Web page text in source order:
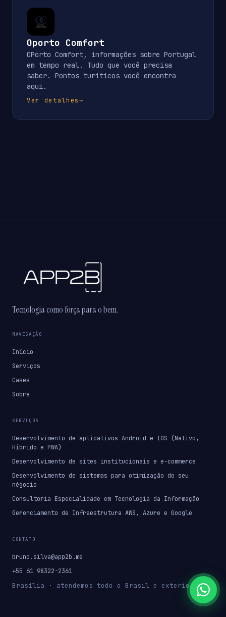
Oporto Comfort
OPorto Comfort, informações sobre Portugal
em tempo real. Tudo que você precisa
saber. Pontos turiticos você encontra
aqui.
Ver detalhes→
Tecnologia como força para o bem.
NAVEGAÇÃO
Início
Serviços
Cases
Sobre
SERVIÇOS
Desenvolvimento de aplicativos Android e IOS (Nativo,
Híbrido e PWA)
Desenvolvimento de sites institucionais e e-commerce
Desenvolvimento de sistemas para otimização do seu
négocio
Consultoria Especialidade em Tecnologia da Informação
Gerenciamento de Infraestrutura AWS, Azure e Google
CONTATO
bruno.silva@app2b.me
+55 61 98322-2361
Brasília · atendemos todo o Brasil e exterior